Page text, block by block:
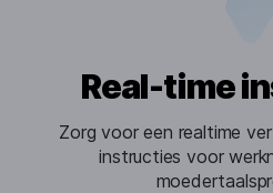
Real-time
Zorg voor een realtime
instructies voor